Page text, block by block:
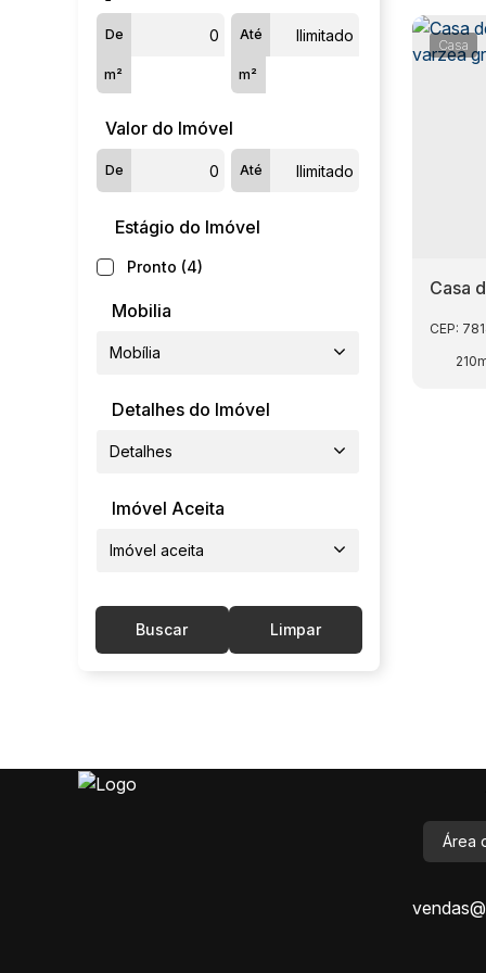
De
m²
Até
m²
Valor do Imóvel
De Até
Estágio do Imóvel
Pronto (4)
Mobilia
Mobília
Detalhes do Imóvel
Detalhes
Imóvel Aceita
Imóvel aceita
Buscar Limpar
Casa
Casa
CEP:
Área